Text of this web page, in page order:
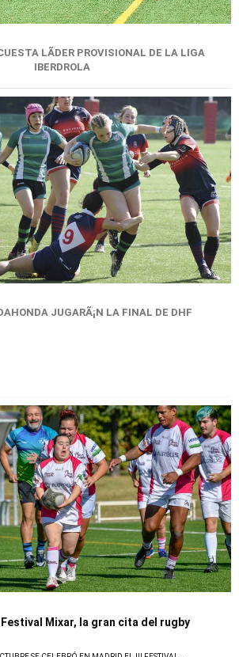
LÃ­DER PROVISIONAL DE LA LIGA
IBERDROLA
JUGARÃ¡N LA FINAL DE DHF
Mixar, la gran cita del rugby